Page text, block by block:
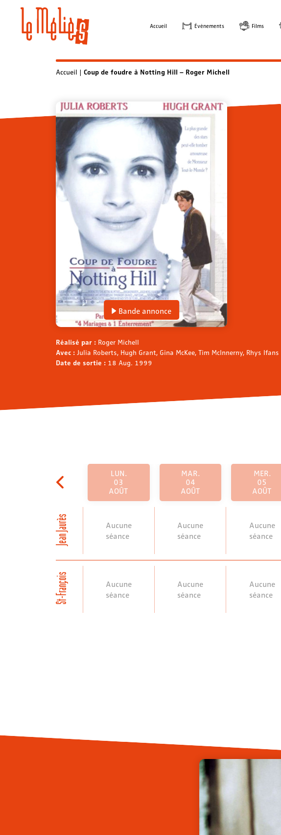
Accueil Évènements Films
Accueil | Coup de foudre à Notting Hill – Roger Michell
Bande annonce
Réalisé par : Roger Michell
Avec : Julia Roberts, Hugh Grant, Gina McKee, Tim McInnerny, Rhys Ifans
Date de sortie : 18 Aug. 1999
Jean Jaurès
St-François
LUN.
03
AOÛT
Aucune
séance
Aucune
séance
MAR.
04
AOÛT
Aucune
séance
Aucune
séance
MER.
05
AOÛT
Aucune
séance
Aucune
séance